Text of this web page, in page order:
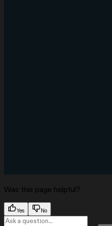
Was this page helpful?
Yes No